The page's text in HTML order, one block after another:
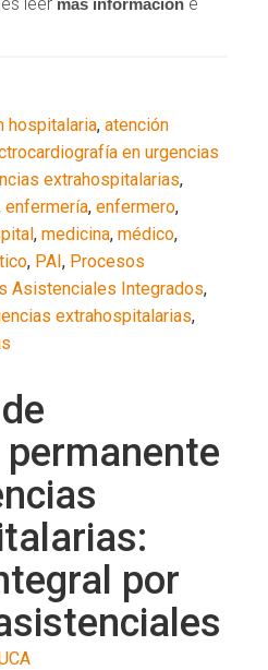
hospitalaria,atención
en urgencias
extrahospitalarias,
enfermería,enfermero,
,medicina,médico,
, PAI, Procesos
Asistenciales Integrados,
extrahospitalarias,
por